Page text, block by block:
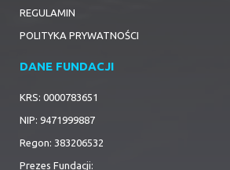
REGULAMIN
POLITYKA PRYWATNOŚCI
DANE FUNDACJI
KRS: 0000783651
NIP: 9471999887
Regon: 383206532
Prezes Fundacji: